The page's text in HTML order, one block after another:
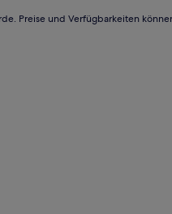
Preise und Verfügbarkeiten